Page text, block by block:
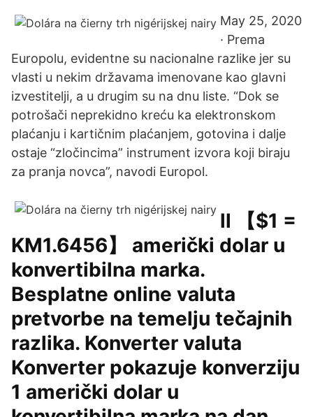
May 25, 2020
· Prema
Europolu, evidentne su nacionalne razlike jer su
vlasti u nekim državama imenovane kao glavni
izvestitelji, a u drugim su na dnu liste. “Dok se
potrošači neprekidno kreću ka elektronskom
plaćanju i kartičnim plaćanjem, gotovina i dalje
ostaje “zločincima” instrument izvora koji biraju
za pranja novca”, navodi Europol.
ll 【$1 =
KM1.6456】 američki dolar u
konvertibilna marka.
Besplatne online valuta
pretvorbe na temelju tečajnih
razlika. Konverter valuta
Konverter pokazuje konverziju
1 američki dolar u